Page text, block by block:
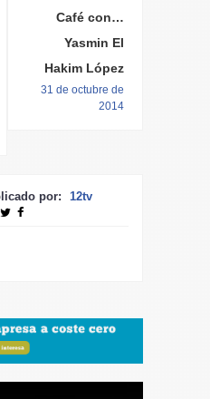
Café con…
Yasmin El
Hakim López
31 de octubre de
2014
por: 12tv